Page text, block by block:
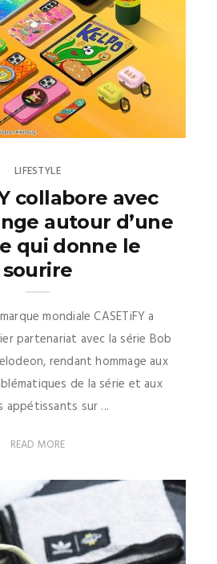
LIFESTYLE
collabore avec
autour d’une
qui donne le
sourire
mondiale CASETiFY a
partenariat avec la série Bob
rendant hommage aux
de la série et aux
appétissants sur ...
READ MORE